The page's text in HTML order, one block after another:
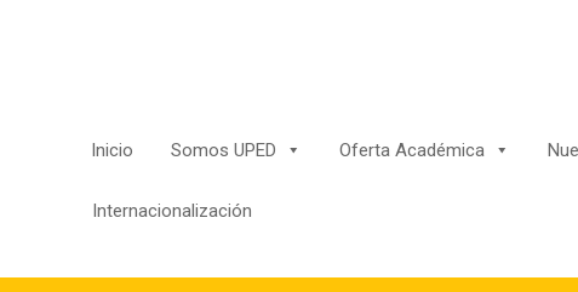
Inicio Somos UPED Oferta Académica
Internacionalización